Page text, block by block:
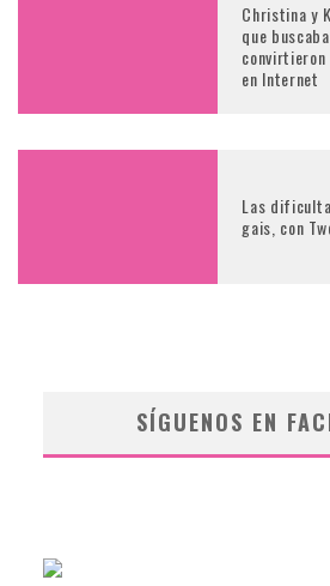
Christina y
que
en Internet
Las
gais, con
SÍGUENOS EN